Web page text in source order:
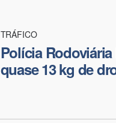
TRÁFICO
Polícia
quase 13 kg de